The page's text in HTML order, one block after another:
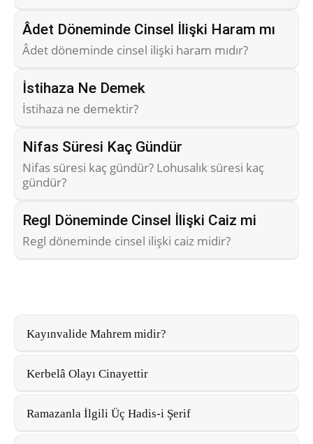
Âdet Döneminde Cinsel İlişki Haram mı
Âdet döneminde cinsel ilişki haram mıdır?
İstihaza Ne Demek
İstihaza ne demektir?
Nifas Süresi Kaç Gündür
Nifas süresi kaç gündür? Lohusalık süresi kaç
gündür?
Regl Döneminde Cinsel İlişki Caiz mi
Regl döneminde cinsel ilişki caiz midir?
Kayınvalide Mahrem midir?
Kerbelâ Olayı Cinayettir
Ramazanla İlgili Üç Hadis-i Şerif